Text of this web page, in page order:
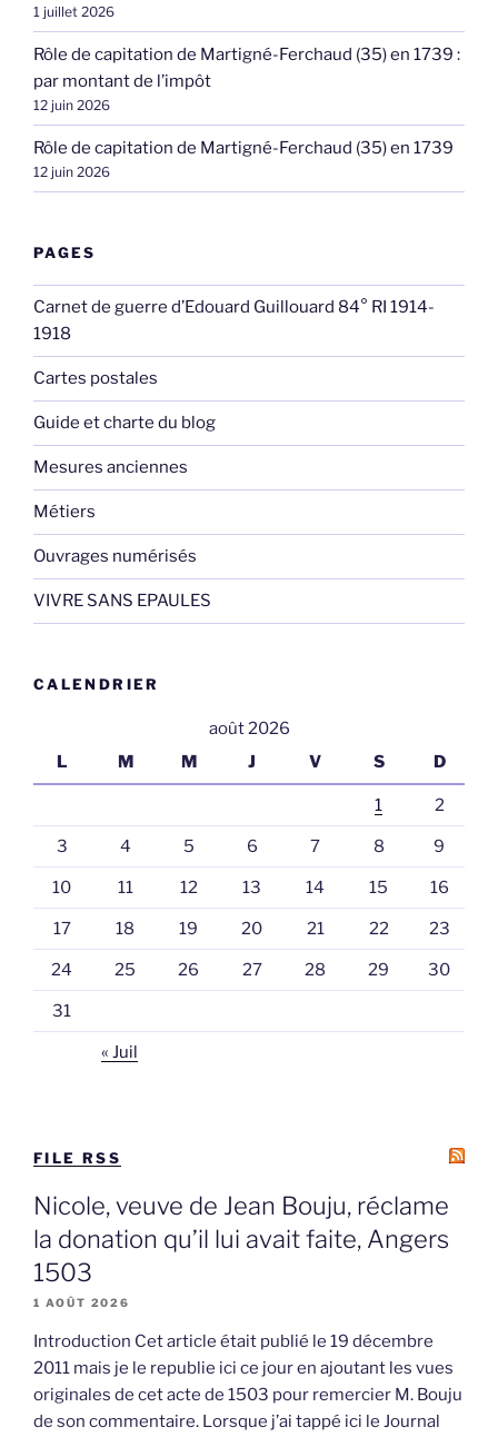
1 juillet 2026
Rôle de capitation de Martigné-Ferchaud (35) en 1739 :
par montant de l’impôt
12 juin 2026
Rôle de capitation de Martigné-Ferchaud (35) en 1739
12 juin 2026
PAGES
Carnet de guerre d’Edouard Guillouard 84° RI 1914-
1918
Cartes postales
Guide et charte du blog
Mesures anciennes
Métiers
Ouvrages numérisés
VIVRE SANS EPAULES
CALENDRIER
août 2026
L
M M J V S D
1 2
3 4 5 6 7 8 9
10 11 12 13 14 15 16
17 18 19 20 21 22 23
24 25 26 27 28 29 30
31
« Juil
FILE RSS
Nicole, veuve de Jean Bouju, réclame
la donation qu’il lui avait faite, Angers
1503
1 AOÛT 2026
Introduction Cet article était publié le 19 décembre
2011 mais je le republie ici ce jour en ajoutant les vues
originales de cet acte de 1503 pour remercier M. Bouju
de son commentaire. Lorsque j’ai tappé ici le Journal